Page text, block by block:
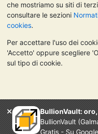
che mostriamo su siti di
consultare le sezioni
cookies.
Per accettare l'uso dei
'Accetto' oppure scegliere
sul tipo di cookie.
BullionVault:
BullionVault
Gratis - Su
TrustScore 4.7 | 488
NOTA BENE: Il valore dei
aumentare, e i trend storici
futuro. Nulla di quanto
nelle sue comunicazioni
investimenti. Si consiglia
stabilire se l'investimento in
esigenze.
Galmarley Ltd, trading